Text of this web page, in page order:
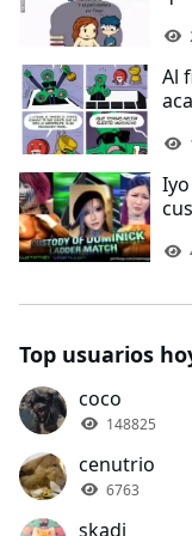
Al
Top usuarios
coco
148825
cenutrio
6763
skadi